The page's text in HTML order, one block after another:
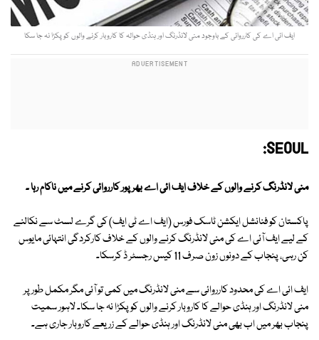
ایف ائی اے کی کارروائی کے باوجود منی لانڈرنگ اور ہنڈی حوالہ کا کاروبار کرنے والوں کو پکڑا نہ جا سکا
SEOUL:
منی لانڈرنگ کرنے والوں کے خلاف ایف ائی اے بھر پور کارروائی کرنے میں ناکام رہا ۔
پاکستان کو فنانشل ایکشن ٹاسک فورس (ایف اے ٹی ایف) کی گرے لسٹ سے نکالنے
کے لیے ایف آئی اے کی منی لانڈرنگ کرنے والوں کے خلاف کارکردگی انتہائی مایوس
کن رہی، پنجاب کے دونوں زون صرف 11 کیس رجسٹر ڈ کرسکا۔
ایف ائی اے کی محدود کارروائی سے منی لانڈرنگ میں کمی تو آئی مگر مکمل طور پر
منی لانڈرنگ اور ہنڈی حوالے کا کاروبار کرنے والوں کو پکڑا نہ جا سکا۔ لاہور سمیت
پنجاب بھر میں اب بھی منی لانڈرنگ اور ہنڈی حوالے کے زریعے کاروبار جاری ہے۔